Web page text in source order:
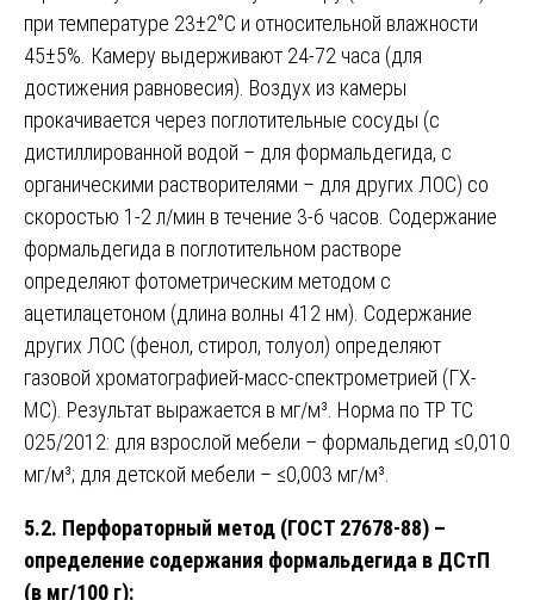
при температуре 23±2°C и относительной влажности
45±5%. Камеру выдерживают 24-72 часа (для
достижения равновесия). Воздух из камеры
прокачивается через поглотительные сосуды (с
дистиллированной водой – для формальдегида, с
органическими растворителями – для других ЛОС) со
скоростью 1-2 л/мин в течение 3-6 часов. Содержание
формальдегида в поглотительном растворе
определяют фотометрическим методом с
ацетилацетоном (длина волны 412 нм). Содержание
других ЛОС (фенол, стирол, толуол) определяют
газовой хроматографией-масс-спектрометрией (ГХ-
МС). Результат выражается в мг/м³. Норма по ТР ТС
025/2012: для взрослой мебели – формальдегид ≤0,010
мг/м³; для детской мебели – ≤0,003 мг/м³.
5.2. Перфораторный метод (ГОСТ 27678-88) –
определение содержания формальдегида в ДСтП
(в мг/100 г):